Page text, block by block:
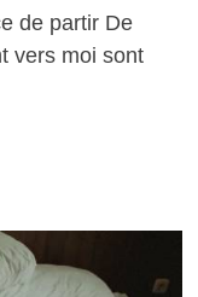
de partir De
vers moi sont